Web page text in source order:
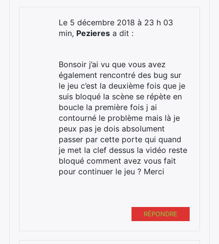
Le 5 décembre 2018 à 23 h 03
min, Pezieres a dit :
Bonsoir j’ai vu que vous avez
également rencontré des bug sur
le jeu c’est la deuxième fois que je
suis bloqué la scène se répète en
boucle la première fois j ai
contourné le problème mais là je
peux pas je dois absolument
passer par cette porte qui quand
je met la clef dessus la vidéo reste
bloqué comment avez vous fait
pour continuer le jeu ? Merci
RÉPONDRE